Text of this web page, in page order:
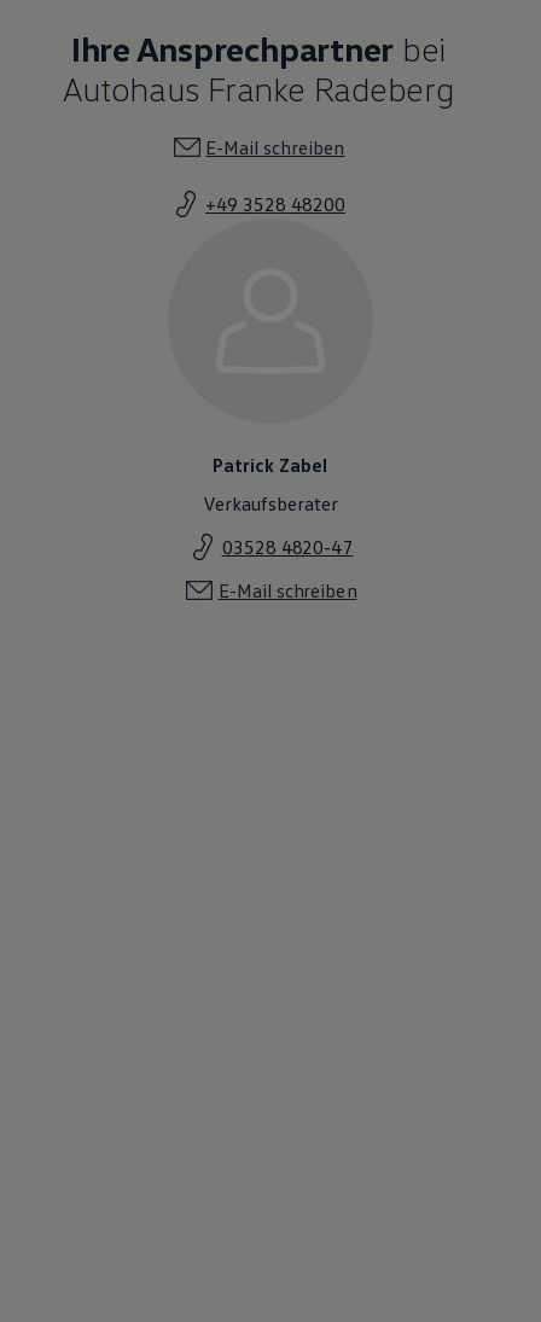
Ihre Ansprechpartner bei
Autohaus Franke Radeberg
E-Mail schreiben
+49 3528 48200
Patrick Zabel
Verkaufsberater
03528 4820-47
E-Mail schreiben